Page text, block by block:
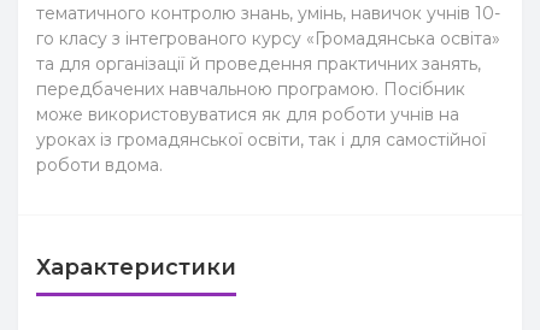
тематичного контролю знань, умінь, навичок учнів 10-
го класу з інтегрованого курсу «Громадянська освіта»
та для організації й проведення практичних занять,
передбачених навчальною програмою. Посібник
може використовуватися як для роботи учнів на
уроках із громадянської освіти, так і для самостійної
роботи вдома.
Характеристики